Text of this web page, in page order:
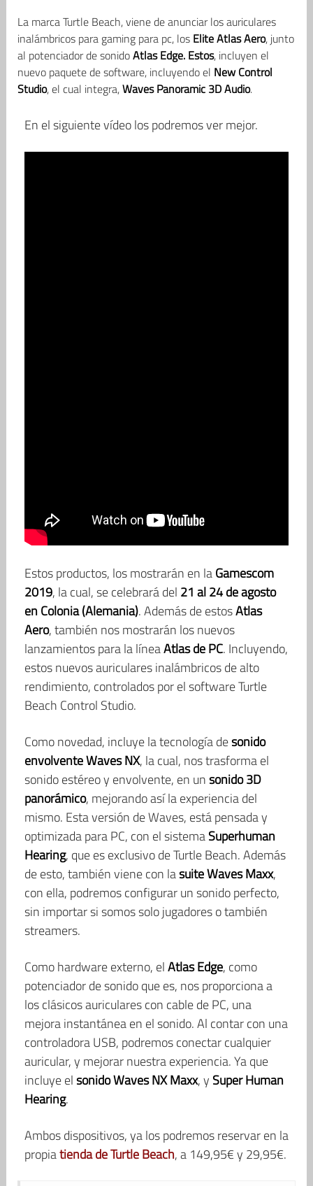
La marca Turtle Beach, viene de anunciar los auriculares
inalámbricos para gaming para pc, los Elite Atlas Aero, junto
al potenciador de sonidoAtlas Edge. Estos, incluyen el
nuevo paquete de software, incluyendo el New Control
Studio, el cual integra,Waves Panoramic 3D Audio.
En el siguiente vídeo los podremos ver mejor.
Estos productos, los mostrarán en laGamescom
2019, la cual, se celebrará del 21 al 24 de agosto
en Colonia (Alemania). Además de estosAtlas
Aero, también nos mostrarán los nuevos
lanzamientos para la líneaAtlas de PC. Incluyendo,
estos nuevos auriculares inalámbricos de alto
rendimiento, controlados por el software Turtle
Beach Control Studio.
Como novedad, incluye la tecnología desonido
envolvente Waves NX, la cual, nos trasforma el
sonido estéreo y envolvente, en unsonido 3D
panorámico, mejorando así la experiencia del
mismo. Esta versión de Waves, está pensada y
optimizada para PC, con el sistemaSuperhuman
Hearing, que es exclusivo de Turtle Beach. Además
de esto, también viene con lasuite Waves Maxx,
con ella, podremos configurar un sonido perfecto,
sin importar si somos solo jugadores o también
streamers.
Como hardware externo, elAtlas Edge, como
potenciador de sonido que es, nos proporciona a
los clásicos auriculares con cable de PC, una
mejora instantánea en el sonido. Al contar con una
controladora USB, podremos conectar cualquier
auricular, y mejorar nuestra experiencia. Ya que
incluye elsonido Waves NX Maxx, y Super Human
Hearing.
Ambos dispositivos, ya los podremos reservar en la
propiatienda de Turtle Beach, a 149,95€ y 29,95€.